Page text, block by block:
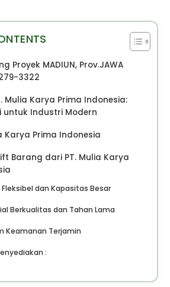
Proyek MADIUN, Prov.JAWA
3322
Mulia Karya Prima Indonesia:
untuk Industri Modern
Karya Prima Indonesia
Barang dari PT. Mulia Karya
Fleksibel dan Kapasitas Besar
Berkualitas dan Tahan Lama
Keamanan Terjamin
: